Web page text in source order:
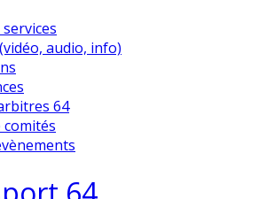
audio, info)
64